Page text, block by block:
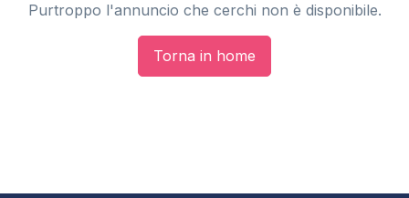
Purtroppo l'annuncio che cerchi non è disponibile.
Torna in home